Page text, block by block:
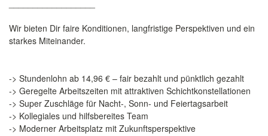
Wir bieten Dir faire Konditionen, langfristige Perspektiven und ein
starkes Miteinander.
-> Stundenlohn ab 14,96 € – fair bezahlt und pünktlich gezahlt
-> Geregelte Arbeitszeiten mit attraktiven Schichtkonstellationen
-> Super Zuschläge für Nacht-, Sonn- und Feiertagsarbeit
-> Kollegiales und hilfsbereites Team
-> Moderner Arbeitsplatz mit Zukunftsperspektive